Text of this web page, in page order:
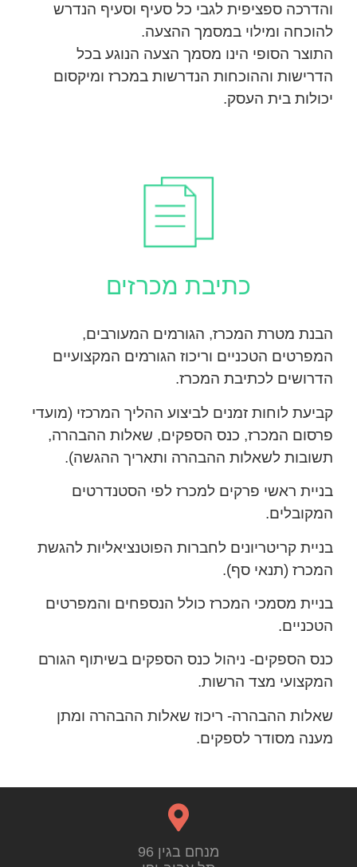
והדרכה ספציפית לגבי כל סעיף וסעיף הנדרש
להוכחה ומילוי במסמך ההצעה.
התוצר הסופי הינו מסמך הצעה הנוגע בכל
הדרישות וההוכחות הנדרשות במכרז ומיקסום
יכולות בית העסק.
כתיבת מכרזים
הבנת מטרת המכרז, הגורמים המעורבים,
המפרטים הטכניים וריכוז הגורמים המקצועיים
הדרושים לכתיבת המכרז.
קביעת לוחות זמנים לביצוע ההליך המרכזי (מועדי
פרסום המכרז, כנס הספקים, שאלות ההבהרה,
תשובות לשאלות ההבהרה ותאריך ההגשה).
בניית ראשי פרקים למכרז לפי הסטנדרטים
המקובלים.
בניית קריטריונים לחברות הפוטנציאליות להגשת
המכרז (תנאי סף).
בניית מסמכי המכרז כולל הנספחים והמפרטים
הטכניים.
כנס הספקים- ניהול כנס הספקים בשיתוף הגורם
המקצועי מצד הרשות.
שאלות ההבהרה- ריכוז שאלות ההבהרה ומתן
מענה מסודר לספקים.
מנחם בגין 96